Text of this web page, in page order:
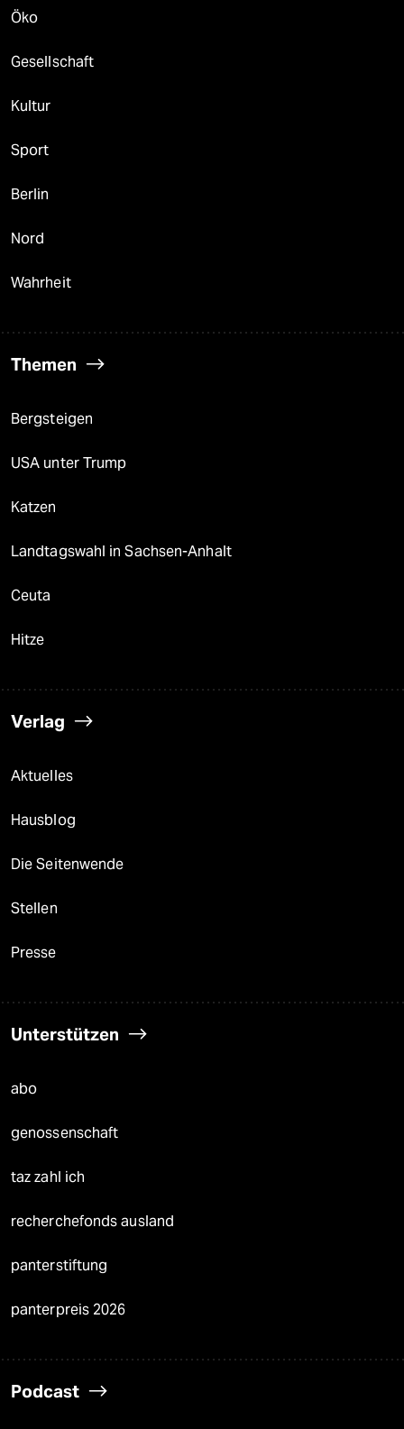
Öko
Gesellschaft
Kultur
Sport
Berlin
Nord
Wahrheit
Themen
Bergsteigen
USA unter Trump
Katzen
Landtagswahl in Sachsen-Anhalt
Ceuta
Hitze
Verlag
Aktuelles
Hausblog
Die Seitenwende
Stellen
Presse
Unterstützen
abo
genossenschaft
taz zahl ich
recherchefonds ausland
panterstiftung
panterpreis 2026
Podcast